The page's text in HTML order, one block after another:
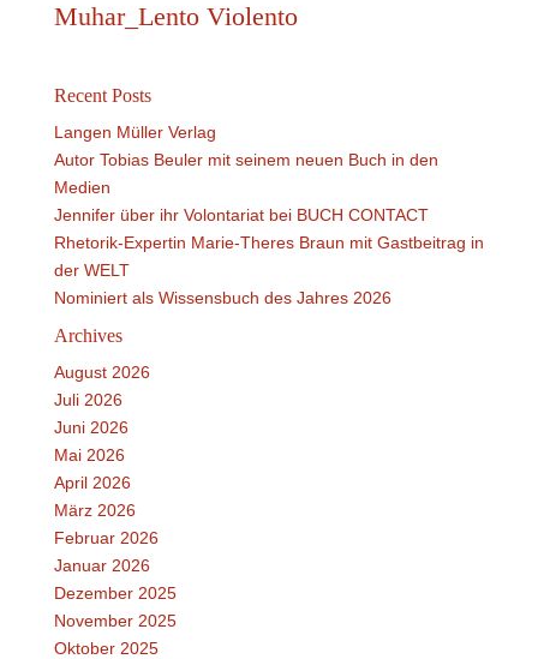
Muhar_Lento Violento
Recent Posts
Langen Müller Verlag
Autor Tobias Beuler mit seinem neuen Buch in den
Medien
Jennifer über ihr Volontariat bei BUCH CONTACT
Rhetorik-Expertin Marie-Theres Braun mit Gastbeitrag in
der WELT
Nominiert als Wissensbuch des Jahres 2026
Archives
August 2026
Juli 2026
Juni 2026
Mai 2026
April 2026
März 2026
Februar 2026
Januar 2026
Dezember 2025
November 2025
Oktober 2025